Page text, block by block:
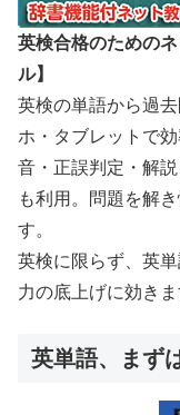
英検合格のための
ル】
英検の単語から過
ホ・タブレットで
音・正誤判定・解
も利用。問題を解
す。
英検に限らず、英
力の底上げに効きま
英単語、まず